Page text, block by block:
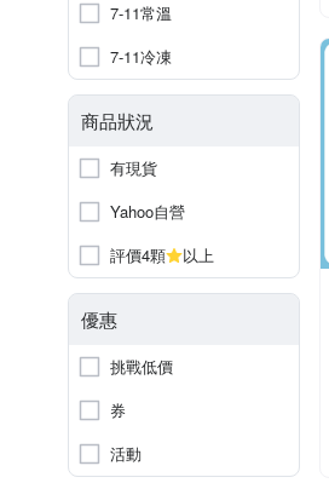
7-11常溫
7-11冷凍
商品狀況
有現貨
Yahoo自營
評價4顆
以上
優惠
挑戰低價
券
活動